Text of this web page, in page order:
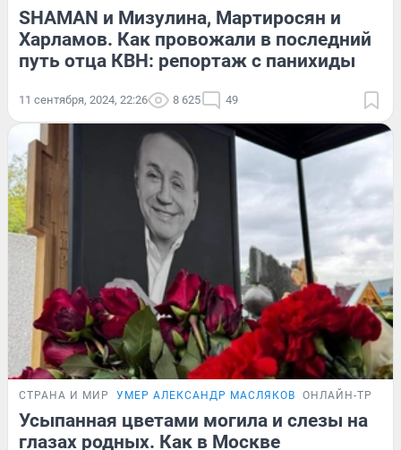
SHAMAN и Мизулина, Мартиросян и
Харламов. Как провожали в последний
путь отца КВН: репортаж с панихиды
11 сентября, 2024, 22:26 8 625 49
СТРАНА И МИР УМЕР АЛЕКСАНДР МАСЛЯКОВ ОНЛАЙН-
Усыпанная цветами могила и слезы на
глазах родных. Как в Москве